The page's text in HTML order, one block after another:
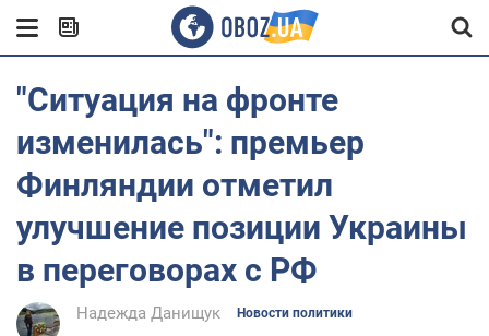
"Ситуация на фронте
изменилась": премьер
Финляндии отметил
улучшение позиции Украины
в переговорах с РФ
Надежда Данищук Новости политики